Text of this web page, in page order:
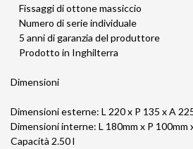
Fissaggi di ottone massiccio
Numero di serie individuale
5 anni di garanzia del produttore
Prodotto in Inghilterra
Dimensioni
Dimensioni esterne: L 220 x P 135 x A
Dimensioni interne: L 180mm x P 100mm
Capacità 2.50 l